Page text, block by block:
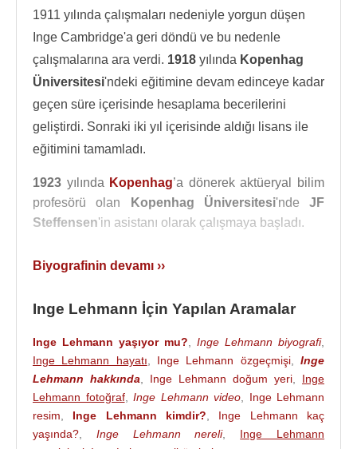
1911 yılında çalışmaları nedeniyle yorgun düşen
Inge Cambridge'a geri döndü ve bu nedenle
çalışmalarına ara verdi. 1918 yılında Kopenhag
Üniversitesi'ndeki eğitimine devam edinceye kadar
geçen süre içerisinde hesaplama becerilerini
geliştirdi. Sonraki iki yıl içerisinde aldığı lisans ile
eğitimini tamamladı.
1923 yılında Kopenhag’a dönerek aktüeryal bilim
profesörü olan
Kopenhag Üniversitesi'nde JF
Steffensen'in asistanı olarak çalışmaya başladı.
Ardından,Danimarka
Erik Nørlund'un asistanlığını yaptı.1928yılında
Danimarka Jeodezik Enstitüsü'nde sismoloji
bölümünün başkanı olarak göreve başladı.
Dünyanın iç çekirdeğini keşfeden bir
sismologdur
. En önemli keşiflerinden biri de P
dalgası ( Sismik dalga ) olmuştur.
Biyografinin devamı ››
Inge Lehmann İçin Yapılan Aramalar
Inge Lehmann yaşıyor mu? Inge Lehmann biyografi,
Inge Lehmann hayatı
Inge Lehmann özgeçmişi,Inge
Lehmann hakkında
Inge Lehmann doğum yeri
Inge
Lehmann fotoğraf, Inge Lehmann video
Inge Lehmann
resim
Inge Lehmann kimdir?
Inge Lehmann kaç
yaşında?
Inge Lehmann nereli, Inge Lehmann